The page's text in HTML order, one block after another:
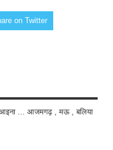
on Twitter
... आजमगढ़ , मऊ , बलिया